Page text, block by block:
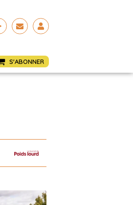
S'ABONNER